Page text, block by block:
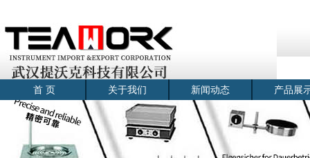
首 页 关于我们 新闻动态 产品展